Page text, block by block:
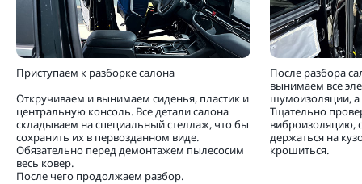
Приступаем к разборке салона
Откручиваем и вынимаем сиденья, пластик и
центральную консоль. Все детали салона
складываем на специальный стеллаж, что бы
сохранить их в первозданном виде.
Обязательно перед демонтажем пылесосим
весь ковер.
После чего продолжаем разбор.
После разбора
вынимаем все
шумоизоляции, а
Тщательно
виброизоляцию,
держаться на
крошиться.